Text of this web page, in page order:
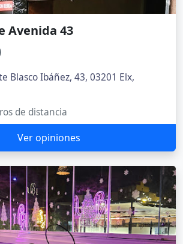
Avenida 43
Blasco Ibáñez, 43, 03201 Elx,
de distancia
Ver opiniones